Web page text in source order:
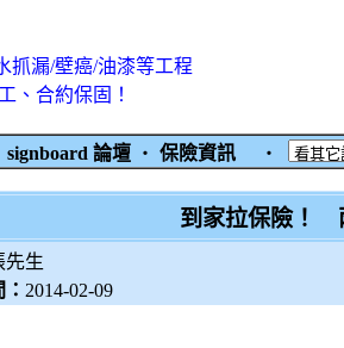
抓漏/壁癌/油漆等工程
、合約保固！
signboard 論壇 ‧ 保險資訊 ‧
到家拉保險！
先生
2014-02-09